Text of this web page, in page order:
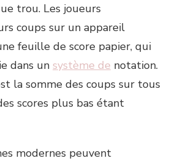
trou. Les joueurs
coups sur un appareil
feuille de score papier, qui
dans un système de notation.
la somme des coups sur tous
scores plus bas étant
modernes peuvent